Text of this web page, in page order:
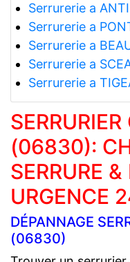
Serrurerie a
Serrurerie a
Serrurerie a
Serrurerie a
Serrurerie a
(06830):
SERRURE
URGENCE
DÉPANNAGE
(06830)